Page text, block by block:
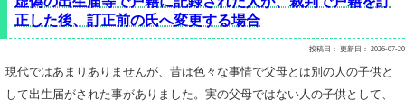
正した後、訂正前の氏へ変更する場合
投稿日： 更新日： 2026-07-20
現代ではあまりありませんが、昔は色々な事情で父母とは別の人の子供と
して出生届がされた事がありました。実の父母ではない人の子供として、